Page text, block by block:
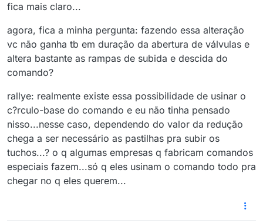
fica mais claro...
agora, fica a minha pergunta: fazendo essa alteração
vc não ganha tb em duração da abertura de válvulas e
altera bastante as rampas de subida e descida do
comando?
rallye: realmente existe essa possibilidade de usinar o
c?rculo-base do comando e eu não tinha pensado
nisso...nesse caso, dependendo do valor da redução
chega a ser necessário as pastilhas pra subir os
tuchos...? o q algumas empresas q fabricam comandos
especiais fazem...só q eles usinam o comando todo pra
chegar no q eles querem...